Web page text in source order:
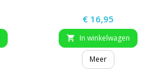
Prijs
€ 16,95
 In winkelwagen
Meer